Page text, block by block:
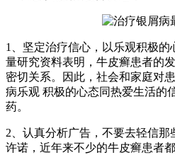
1、坚定治疗信心，以乐观积极
量研究资料表明，牛皮癣患者的
密切关系。因此，社会和家庭对
病乐观 积极的心态同热爱生活的
药。
2、认真分析广告，不要去轻信
许诺，近年来不少的牛皮癣患者